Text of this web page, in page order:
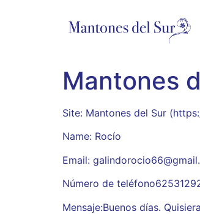
Mantones
Site: Mantones del Sur
Name: Rocío
Email:
Número de
Mensaje:Buenos días.